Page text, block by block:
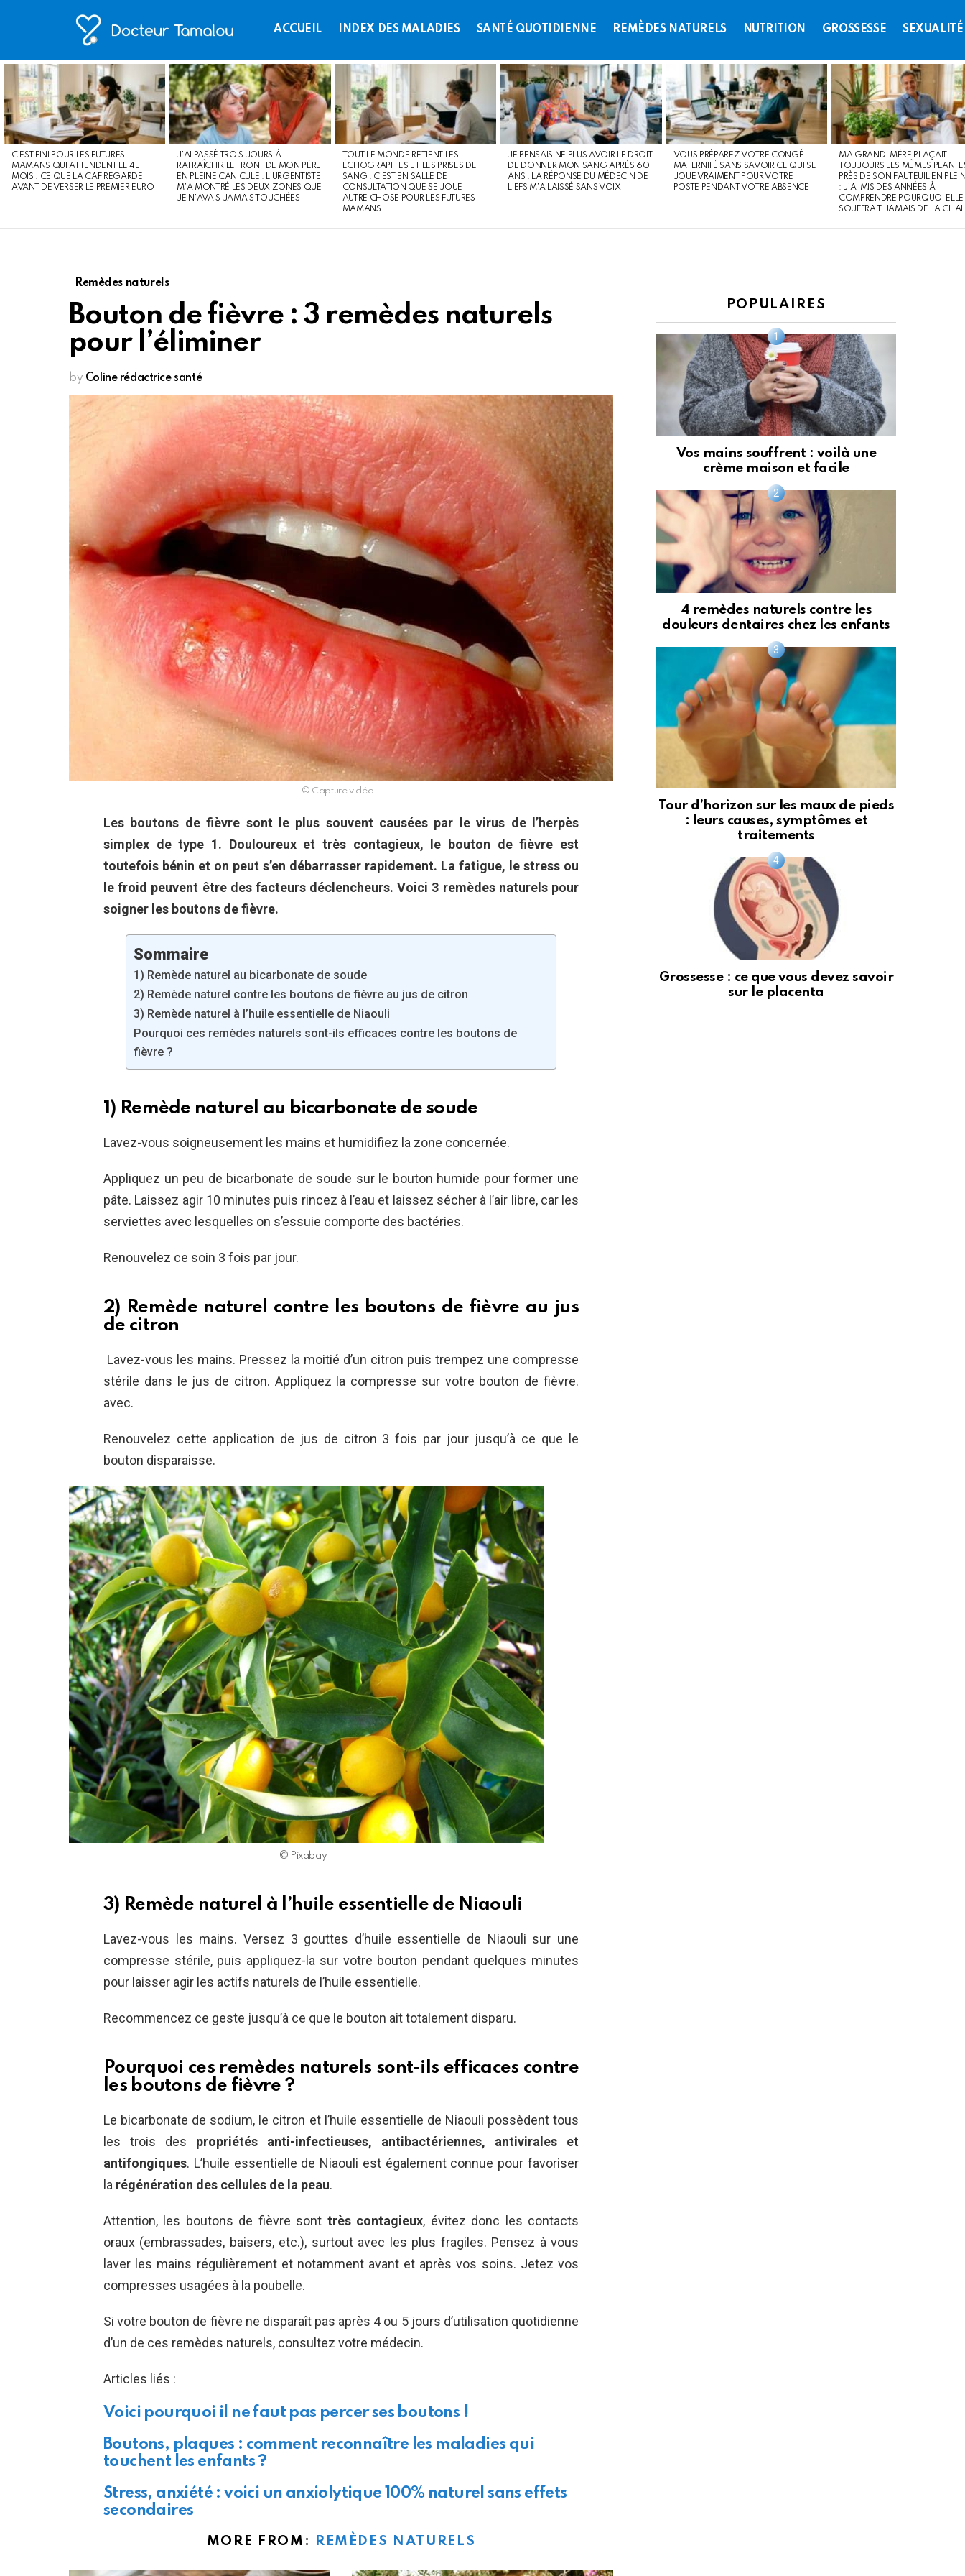
ACCUEIL INDEX DES MALADIES SANTÉ QUOTIDIENNE REMÈDES NATURELS NUTRITION GROSSESSE SEXUALITÉ
LATEST
STORIES
C’EST FINI POUR LES FUTURES
MAMANS QUI ATTENDENT LE 4E
MOIS : CE QUE LA CAF REGARDE
AVANT DE VERSER LE PREMIER EURO
J’AI PASSÉ TROIS JOURS À
RAFRAÎCHIR LE FRONT DE MON PÈRE
EN PLEINE CANICULE : L’URGENTISTE
M’A MONTRÉ LES DEUX ZONES QUE
JE N’AVAIS JAMAIS TOUCHÉES
TOUT LE MONDE RETIENT LES
ÉCHOGRAPHIES ET LES PRISES DE
SANG : C’EST EN SALLE DE
CONSULTATION QUE SE JOUE
AUTRE CHOSE POUR LES FUTURES
MAMANS
JE PENSAIS NE PLUS AVOIR LE DROIT
DE DONNER MON SANG APRÈS 60
ANS : LA RÉPONSE DU MÉDECIN DE
L’EFS M’A LAISSÉ SANS VOIX
VOUS PRÉPAREZ VOTRE CONGÉ
MATERNITÉ SANS SAVOIR CE QUI SE
JOUE VRAIMENT POUR VOTRE
POSTE PENDANT VOTRE ABSENCE
MA GRAND-MÈRE PLAÇAIT
TOUJOURS LES MÊMES
PRÈS DE SON FAUTEUIL EN
: J’AI MIS DES ANNÉES À
COMPRENDRE POURQUOI ELLE
SOUFFRAIT JAMAIS DE LA
Remèdes naturels
Bouton de fièvre : 3 remèdes naturels
pour l’éliminer
by Coline rédactrice santé
© Capture vidéo
Les boutons de fièvre sont
le plus souvent causées par le virus de l’herpès
simplex de type 1. Douloureux et très contagieux, le bouton de fièvre est
toutefois bénin et on peut s’en débarrasser rapidement. La fatigue, le stress ou
le froid peuvent être des facteurs déclencheurs. Voici 3 remèdes naturelspour
soigner les boutons de fièvre.
Sommaire
1) Remède naturel au bicarbonate de soude
2) Remède naturel contre les boutons de fièvre au jus de citron
3) Remède naturel à l’huile essentielle de Niaouli
Pourquoi ces remèdes naturels sont-ils efficaces contre les boutons de
fièvre ?
1) Remède naturel au bicarbonate de soude
Lavez-vous soigneusement les mains et humidifiez la zone concernée.
Appliquez un peu de bicarbonate de soude sur le bouton humide pour former une
pâte. Laissez agir 10 minutes puis rincez à l’eau et laissez sécher à l’air libre, car les
serviettes avec lesquelles on s’essuie comporte des bactéries.
Renouvelez ce soin 3 fois par jour.
2) Remède naturel contre les boutons de fièvre au jus
de citron
Lavez-vous les mains. Pressez la moitié d’un citron puis trempez une compresse
stérile dans le jus de citron. Appliquez la compresse sur votre bouton de fièvre.
avec.
Renouvelez cette application de jus de citron 3 fois par jour jusqu’à ce que le
bouton disparaisse.
© Pixabay
3) Remède naturel à l’huile essentielle de Niaouli
Lavez-vous les mains. Versez 3 gouttes d’huile essentielle de Niaouli sur une
compresse stérile, puis appliquez-la sur votre bouton pendant quelques minutes
pour laisser agir les actifs naturels de l’huile essentielle.
Recommencez ce geste jusqu’à ce que le bouton ait totalement disparu.
Pourquoi ces remèdes naturels sont-ils efficaces contre
les boutons de fièvre ?
Le bicarbonate de sodium, le citron et l’huile essentielle de Niaouli possèdent tous
les trois des propriétés anti-infectieuses, antibactériennes, antivirales et
antifongiques. L’huile essentielle de Niaouli est également connue pour favoriser
la régénération des cellules de la peau.
Attention, les boutons de fièvre sont très contagieux, évitez donc les contacts
oraux (embrassades, baisers, etc.), surtout avec les plus fragiles. Pensez à vous
laver les mains régulièrement et notamment avant et après vos soins. Jetez vos
compresses usagées à la poubelle.
Si votre bouton de fièvre ne disparaît pas après 4 ou 5 jours d’utilisation quotidienne
d’un de ces remèdes naturels, consultez votre médecin.
Articles liés :
Voici pourquoi il ne faut pas percer ses boutons !
Boutons, plaques : comment reconnaître les maladies qui
touchent les enfants ?
Stress, anxiété : voici un anxiolytique 100% naturel sans effets
secondaires
MORE FROM: REMÈDES NATURELS
POPULAIRES
Vos mains souffrent : voilà une
crème maison et facile
4 remèdes naturels contre les
douleurs dentaires chez les enfants
Tour d’horizon sur les maux de pieds
: leurs causes, symptômes et
traitements
Grossesse : ce que vous devez savoir
sur le placenta